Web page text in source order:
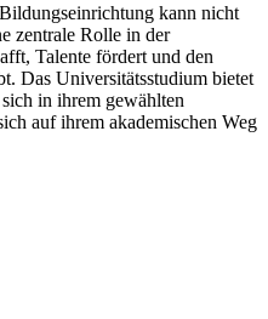
kann nicht
zentrale Rolle in der
Talente fördert und den
Das Universitätsstudium bietet
in ihrem gewählten
auf ihrem akademischen Weg